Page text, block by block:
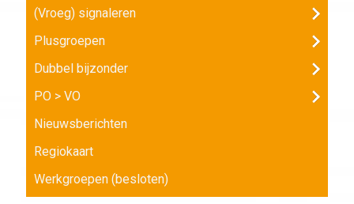
(Vroeg) signaleren
Plusgroepen
Dubbel bijzonder
PO > VO
Nieuwsberichten
Regiokaart
Werkgroepen (besloten)